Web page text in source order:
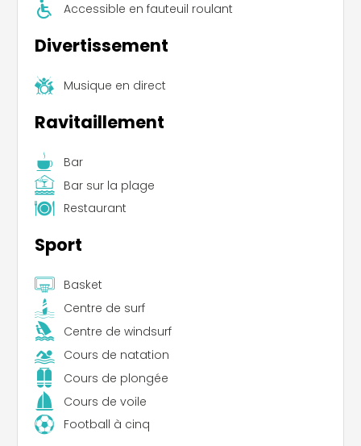
Accessible en fauteuil roulant
Divertissement
Musique en direct
Ravitaillement
Bar
Bar sur la plage
Restaurant
Sport
Basket
Centre de surf
Centre de windsurf
Cours de natation
Cours de plongée
Cours de voile
Football à cinq